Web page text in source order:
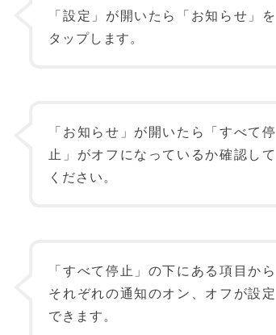
「設定」が開いたら「お知らせ」を
タップします。
「お知らせ」が開いたら「すべて停
止」がオフになっているか確認して
ください。
「すべて停止」の下にある項目から
それぞれの通知のオン、オフが設定
できます。